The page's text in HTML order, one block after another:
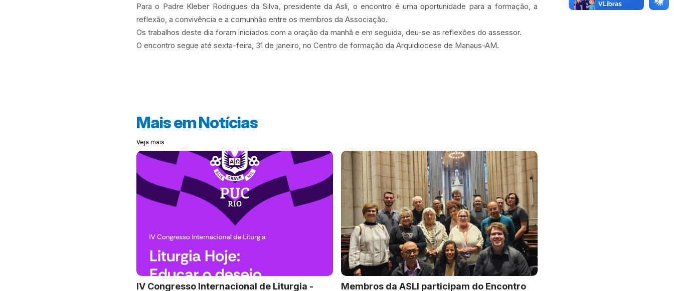
Para o Padre Kleber Rodrigues da Silva, presidente da Asli, o encontro é uma oportunidade para a formação, a
reflexão, a convivência e a comunhão entre os membros da Associação.
Os trabalhos deste dia foram iniciados com a oração da manhã e em seguida, deu-se as reflexões do assessor.
O encontro segue até sexta-feira, 31 de janeiro, no Centro de formação da Arquidiocese de Manaus-AM.
Mais emNotícias
Veja mais
IV Congresso Internacional de Liturgia -
Membros da ASLI participam do Encontro